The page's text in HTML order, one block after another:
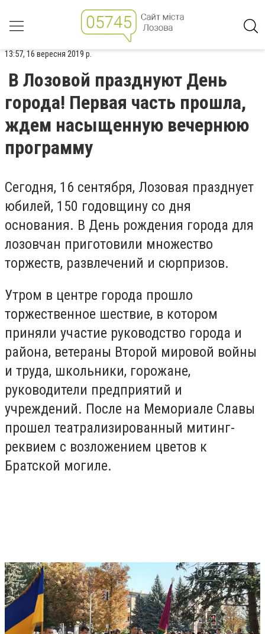
13:57, 16 вересня 2019 р.
В Лозовой празднуют День
города! Первая часть прошла,
ждем насыщенную вечернюю
программу
Сегодня, 16 сентября, Лозовая празднует
юбилей, 150 годовщину со дня
основания. В День рождения города для
лозовчан приготовили множество
торжеств, развлечений и сюрпризов.
Утром в центре города прошло
торжественное шествие, в котором
приняли участие руководство города и
района, ветераны Второй мировой войны
и труда, школьники, горожане,
руководители предприятий и
учреждений. После на Мемориале Славы
прошел театрализированный митинг-
реквием с возложением цветов к
Братской могиле.